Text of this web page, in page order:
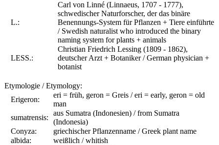
L.:
Carl von Linné (Linnaeus, 1707 - 1777),
schwedischer Naturforscher, der das binäre
Benennungs-System für Pflanzen + Tiere einführte
/ Swedish naturalist who introduced the binary
naming system for plants + animals
LESS.:
Christian Friedrich Lessing (1809 - 1862),
deutscher Arzt + Botaniker / German physician +
botanist
Etymologie / Etymology:
Erigeron:
eri = früh, geron = Greis / eri = early, geron = old
man
sumatrensis:
aus Sumatra (Indonesien) / from Sumatra
(Indonesia)
Conyza:
griechischer Pflanzenname / Greek plant name
albida:
weißlich / whitish